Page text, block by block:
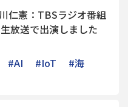
仁憲：TBSラジオ番組
放送で出演しました
#AI #IoT
#海